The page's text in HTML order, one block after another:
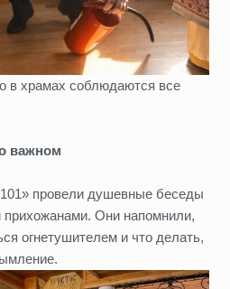
в храмах соблюдаются все
важном
провели душевные беседы
Они напомнили,
огнетушителем и что делать,